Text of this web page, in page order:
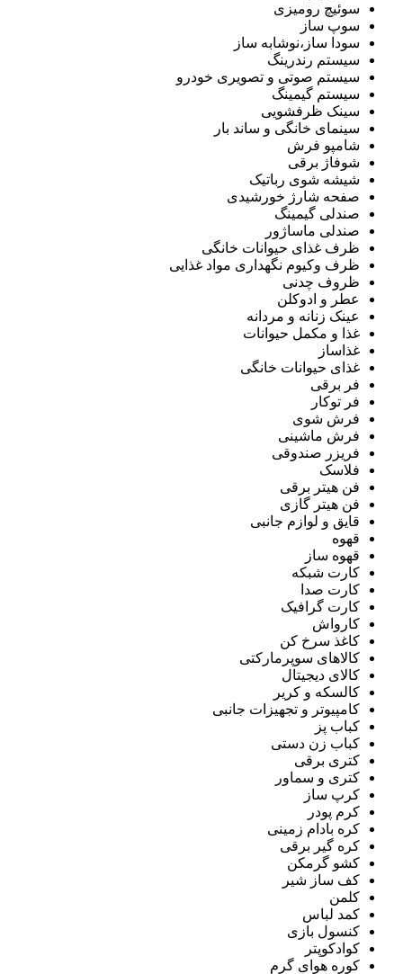
سوئیچ رومیزی
سوپ ساز
سودا ساز،نوشابه ساز
سیستم رندرینگ
سیستم صوتی و تصویری خودرو
سیستم گیمینگ
سینک ظرفشویی
سینمای خانگی و ساند بار
شامپو فرش
شوفاژ برقی
شیشه شوی رباتیک
صفحه شارژ خورشیدی
صندلی گیمینگ
صندلی ماساژور
ظرف غذای حیوانات خانگی
ظرف وکیوم نگهداری مواد غذایی
ظروف چدنی
عطر و ادوکلن
عینک زنانه و مردانه
غذا و مکمل حیوانات
غذاساز
غذای حیوانات خانگی
فر برقی
فر توکار
فرش شوی
فرش ماشینی
فریزر صندوقی
فلاسک
فن هیتر برقی
فن هیتر گازی
قایق و لوازم جانبی
قهوه
قهوه ساز
کارت شبکه
کارت صدا
کارت گرافیک
کارواش
کاغذ سرخ کن
کالاهای سوپرمارکتی
کالای دیجیتال
کالسکه و کریر
کامپیوتر و تجهیزات جانبی
کباب پز
کباب زن دستی
کتری برقی
کتری و سماور
کرپ ساز
کرم پودر
کره بادام زمینی
کره گیر برقی
کشو گرمکن
کف ساز شیر
کلمن
کمد لباس
کنسول بازی
کوادکوپتر
کوره هوای گرم